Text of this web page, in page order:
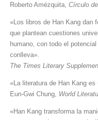
Roberto Amézquita, Círculo
«Los libros de Han Kang dan
que plantean cuestiones
humano, con todo el
conlleva».
The Times Literary
«La literatura de Han Kang es
Eun-Gwi Chung, World
«Han Kang transforma la